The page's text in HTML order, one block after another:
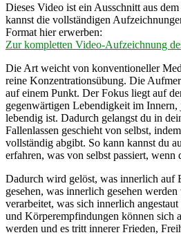
Dieses Video ist ein Ausschnitt aus
kannst die vollständigen
Format hier erwerben:
Zur kompletten Video-Aufzeichnung
Die Art weicht von konventioneller
reine Konzentrationsübung. Die
auf einem Punkt. Der Fokus liegt auf
gegenwärtigen Lebendigkeit im Innern,
lebendig ist. Dadurch gelangst du in
Fallenlassen geschieht von selbst,
vollständig abgibt. So kann kannst du
erfahren, was von selbst passiert, wenn
Dadurch wird gelöst, was innerlich auf
gesehen, was innerlich gesehen
verarbeitet, was sich innerlich
und Körperempfindungen können sich
werden und es tritt innerer Frieden,